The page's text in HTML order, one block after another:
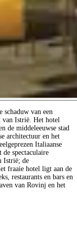
van een
van Istrië. Het hotel
de middeleeuwse stad
architectuur en het
Italiaanse
de spectaculaire
Istrië; de
fraaie hotel ligt aan de
restaurants en bars en
van Rovinj en het